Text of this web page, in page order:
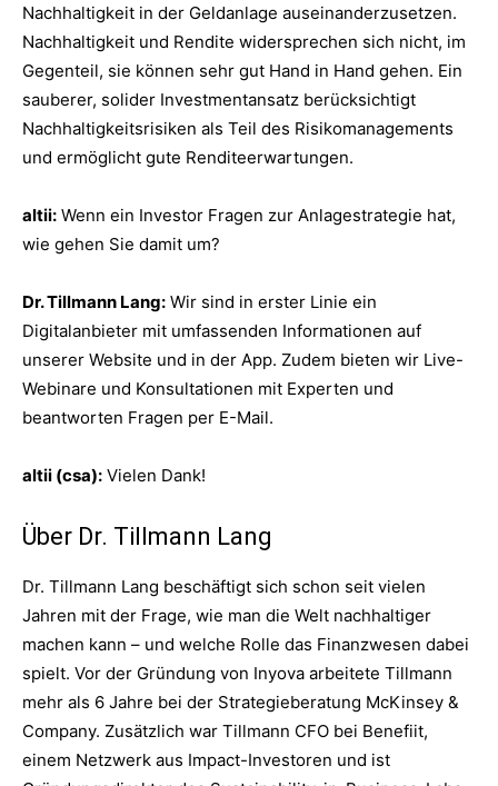
Nachhaltigkeit in der Geldanlage auseinanderzusetzen.
Nachhaltigkeit und Rendite widersprechen sich nicht, im
Gegenteil, sie können sehr gut Hand in Hand gehen. Ein
sauberer, solider Investmentansatz berücksichtigt
Nachhaltigkeitsrisiken als Teil des Risikomanagements
und ermöglicht gute Renditeerwartungen.
altii: Wenn ein Investor Fragen zur Anlagestrategie hat,
wie gehen Sie damit um?
Dr. Tillmann Lang: Wir sind in erster Linie ein
Digitalanbieter mit umfassenden Informationen auf
unserer Website und in der App. Zudem bieten wir Live-
Webinare und Konsultationen mit Experten und
beantworten Fragen per E-Mail.
altii (csa): Vielen Dank!
Über Dr. Tillmann Lang
Dr. Tillmann Lang beschäftigt sich schon seit vielen
Jahren mit der Frage, wie man die Welt nachhaltiger
machen kann – und welche Rolle das Finanzwesen dabei
spielt. Vor der Gründung von Inyova arbeitete Tillmann
mehr als 6 Jahre bei der Strategieberatung McKinsey &
Company. Zusätzlich war Tillmann CFO bei Benefiit,
einem Netzwerk aus Impact-Investoren und ist